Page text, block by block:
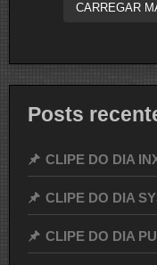
CARREGAR
Posts
CLIPE DO DIA
CLIPE DO DIA
CLIPE DO DIA